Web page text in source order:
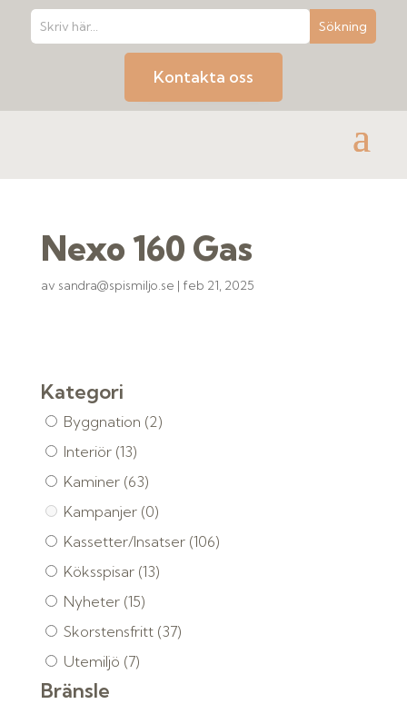
Kontakta oss
Nexo 160 Gas
av sandra@spismiljo.se | feb 21, 2025
Kategori
Byggnation (2)
Interiör (13)
Kaminer (63)
Kampanjer (0)
Kassetter/Insatser (106)
Köksspisar (13)
Nyheter (15)
Skorstensfritt (37)
Utemiljö (7)
Bränsle